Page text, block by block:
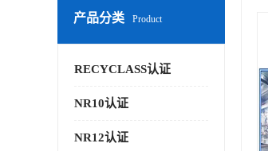
产品分类 Product
RECYCLASS认证
NR10认证
NR12认证